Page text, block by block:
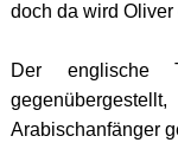
doch da wird Oliver
Der englische
Arabischanfänger